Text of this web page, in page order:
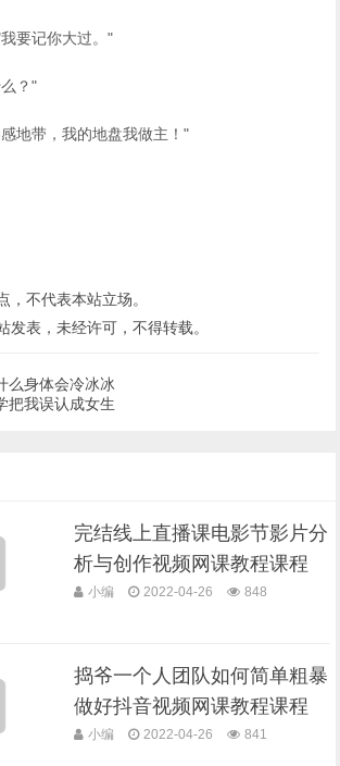
要记你大过。"
？"
带，我的地盘我做主！"
，不代表本站立场。
发表，未经许可，不得转载。
么身体会冷冰冰
把我误认成女生
完结线上直播课电影节影片‭分
析与创作视频网课教程课程
小编 2022-04-26 848
捣爷‭一‬‬个人团队如何简单粗暴‭
做‬‬好抖音视频网课教程课程
小编 2022-04-26 841